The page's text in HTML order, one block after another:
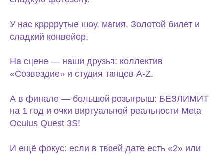
У нас кррррутые шоу, магия, Золотой билет и
сладкий конвейер.
На сцене — наши друзья: коллектив
«Созвездие» и студия танцев A-Z.
А в финале — большой розыгрыш: БЕЗЛИМИТ
на 1 год и очки виртуальной реальности Meta
Oculus Quest 3S!
И ещё фокус: если в твоей дате есть «2» или